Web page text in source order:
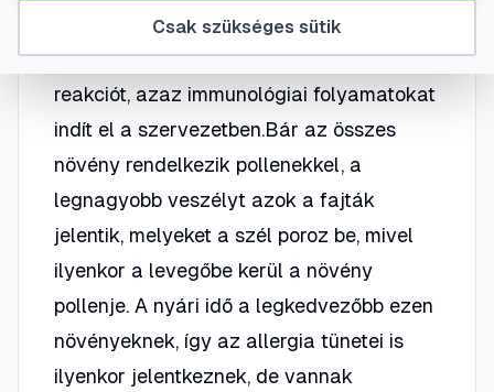
virágpora, mely a különböző
nyálkahártyákra kerülve allergiás
reakciót, azaz immunológiai folyamatokat
indít el a szervezetben.Bár az összes
növény rendelkezik pollenekkel, a
legnagyobb veszélyt azok a fajták
jelentik, melyeket a szél poroz be, mivel
ilyenkor a levegőbe kerül a növény
pollenje. A nyári idő a legkedvezőbb ezen
növényeknek, így az allergia tünetei is
ilyenkor jelentkeznek, de vannak
Csak szükséges sütik